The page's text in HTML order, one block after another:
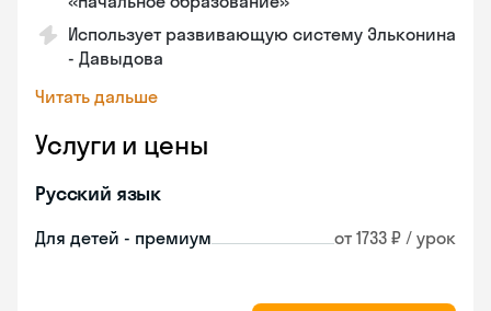
Использует развивающую систему Эльконина
- Давыдова
Читать дальше
Услуги и цены
Русский язык
Для детей - премиум от 1733 ₽ / урок